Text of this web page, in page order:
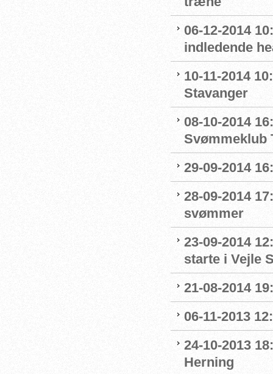
06-12-2014
indledende
10-11-2014
Stavanger
08-10-2014
Svømmeklub
29-09-2014
28-09-2014
svømmer
23-09-2014
starte i Vejle
21-08-2014
06-11-2013
24-10-2013
Herning